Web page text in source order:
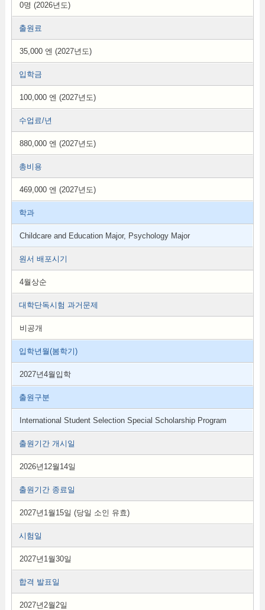
0명 (2026년도)
출원료
35,000 엔 (2027년도)
입학금
100,000 엔 (2027년도)
수업료/년
880,000 엔 (2027년도)
총비용
469,000 엔 (2027년도)
학과
Childcare and Education Major, Psychology Major
원서 배포시기
4월상순
대학단독시험 과거문제
비공개
입학년월(봄학기)
2027년4월입학
출원구분
International Student Selection Special Scholarship Program
출원기간 개시일
2026년12월14일
출원기간 종료일
2027년1월15일 (당일 소인 유효)
시험일
2027년1월30일
합격 발표일
2027년2월2일